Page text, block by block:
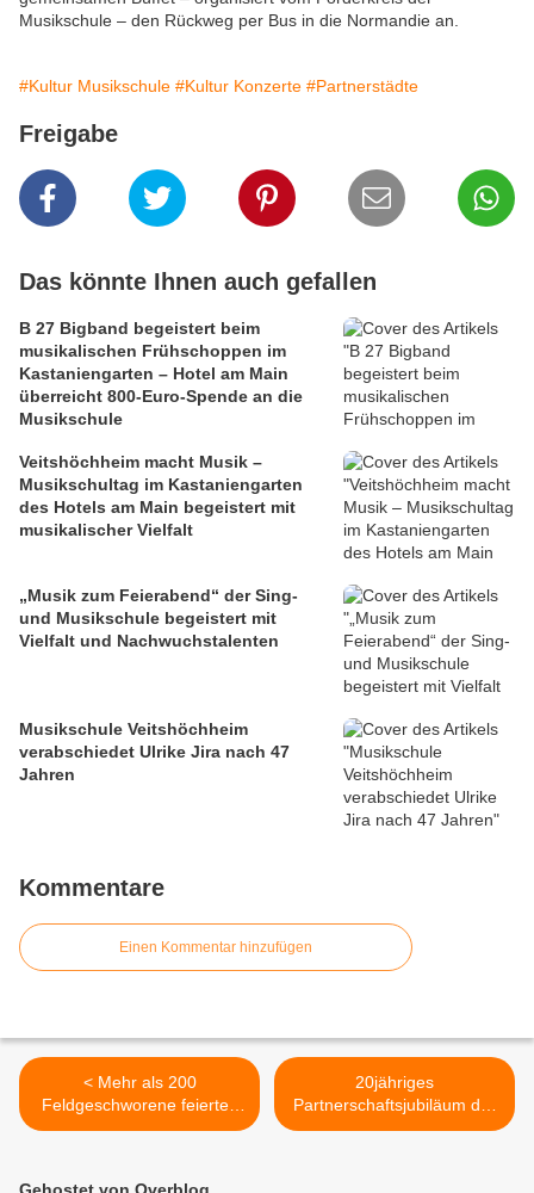
Musikschule – den Rückweg per Bus in die Normandie an.
#Kultur Musikschule #Kultur Konzerte #Partnerstädte
Freigabe
Das könnte Ihnen auch gefallen
B 27 Bigband begeistert beim
musikalischen Frühschoppen im
Kastaniengarten – Hotel am Main
überreicht 800-Euro-Spende an die
Musikschule
Veitshöchheim macht Musik –
Musikschultag im Kastaniengarten
des Hotels am Main begeistert mit
musikalischer Vielfalt
„Musik zum Feierabend“ der Sing-
und Musikschule begeistert mit
Vielfalt und Nachwuchstalenten
Musikschule Veitshöchheim
verabschiedet Ulrike Jira nach 47
Jahren
Kommentare
Einen Kommentar hinzufügen
< Mehr als 200
Feldgeschworene feierten
ihren Siebener-Ehrentag in
20jähriges
Partnerschaftsjubiläum der
Gemeinde Veitshöchheim